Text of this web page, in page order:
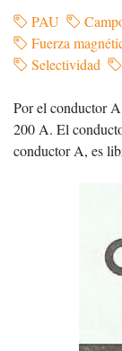
PAU
Fuerza
Selectividad
Por el conductor
200 A. El
conductor A, es